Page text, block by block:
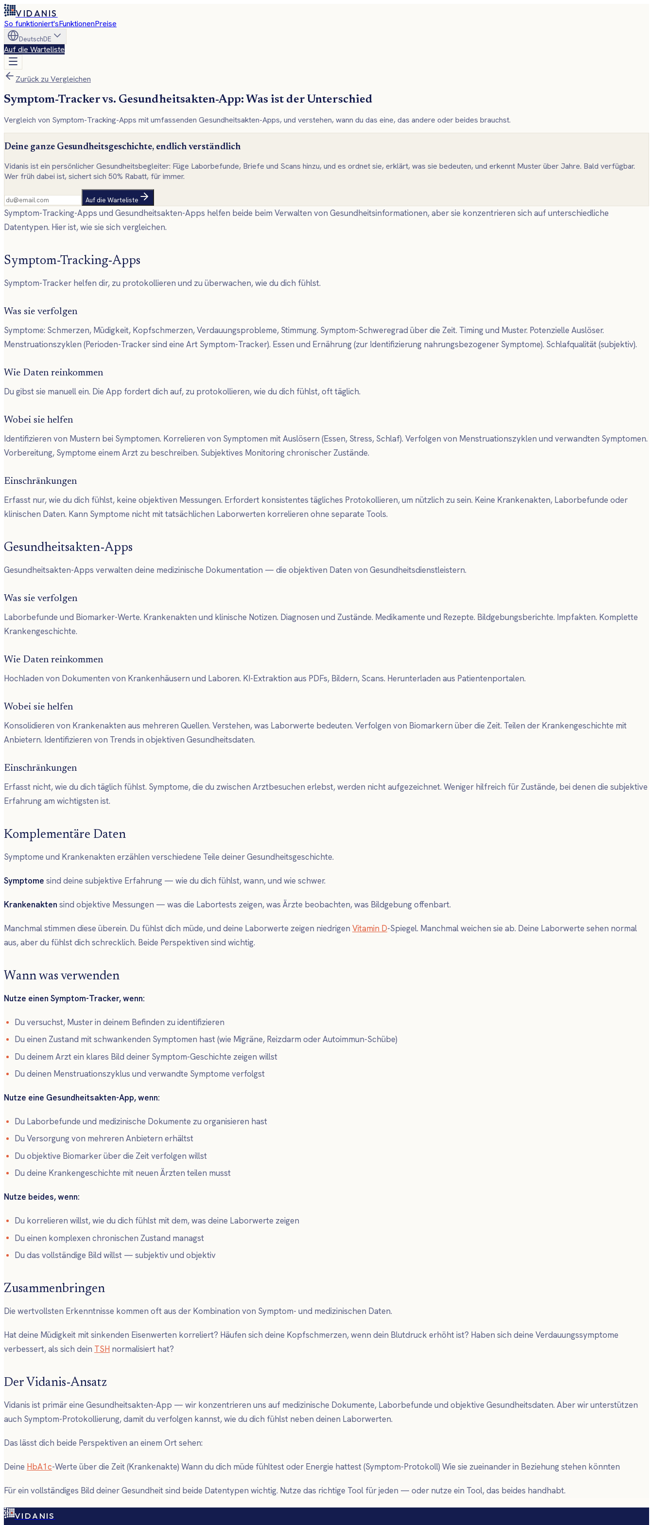
VIDANIS
So funktioniert'sFunktionenPreise
DeutschDE
Auf die Warteliste
Zurück zu Vergleichen
Symptom-Tracker vs. Gesundheitsakten-App: Was ist der Unterschied
Vergleich von Symptom-Tracking-Apps mit umfassenden Gesundheitsakten-Apps, und verstehen, wann du das eine, das andere oder beides brauchst.
Deine ganze Gesundheitsgeschichte, endlich verständlich
Vidanis ist ein persönlicher Gesundheitsbegleiter: Füge Laborbefunde, Briefe und Scans hinzu, und es ordnet sie, erklärt, was sie bedeuten, und erkennt Muster über Jahre. Bald verfügbar.
Wer früh dabei ist, sichert sich 50% Rabatt, für immer.
Auf die Warteliste
Symptom-Tracking-Apps und Gesundheitsakten-Apps helfen beide beim Verwalten von Gesundheitsinformationen, aber sie konzentrieren sich auf unterschiedliche
Datentypen. Hier ist, wie sie sich vergleichen.
Symptom-Tracking-Apps
Symptom-Tracker helfen dir, zu protokollieren und zu überwachen, wie du dich fühlst.
Was sie verfolgen
Symptome: Schmerzen, Müdigkeit, Kopfschmerzen, Verdauungsprobleme, Stimmung. Symptom-Schweregrad über die Zeit. Timing und Muster. Potenzielle Auslöser.
Menstruationszyklen (Perioden-Tracker sind eine Art Symptom-Tracker). Essen und Ernährung (zur Identifizierung nahrungsbezogener Symptome). Schlafqualität (subjektiv).
Wie Daten reinkommen
Du gibst sie manuell ein. Die App fordert dich auf, zu protokollieren, wie du dich fühlst, oft täglich.
Wobei sie helfen
Identifizieren von Mustern bei Symptomen. Korrelieren von Symptomen mit Auslösern (Essen, Stress, Schlaf). Verfolgen von Menstruationszyklen und verwandten Symptomen.
Vorbereitung, Symptome einem Arzt zu beschreiben. Subjektives Monitoring chronischer Zustände.
Einschränkungen
Erfasst nur, wie du dich fühlst, keine objektiven Messungen. Erfordert konsistentes tägliches Protokollieren, um nützlich zu sein. Keine Krankenakten, Laborbefunde oder
klinischen Daten. Kann Symptome nicht mit tatsächlichen Laborwerten korrelieren ohne separate Tools.
Gesundheitsakten-Apps
Gesundheitsakten-Apps verwalten deine medizinische Dokumentation — die objektiven Daten von Gesundheitsdienstleistern.
Was sie verfolgen
Laborbefunde und Biomarker-Werte. Krankenakten und klinische Notizen. Diagnosen und Zustände. Medikamente und Rezepte. Bildgebungsberichte. Impfakten. Komplette
Krankengeschichte.
Wie Daten reinkommen
Hochladen von Dokumenten von Krankenhäusern und Laboren. KI-Extraktion aus PDFs, Bildern, Scans. Herunterladen aus Patientenportalen.
Wobei sie helfen
Konsolidieren von Krankenakten aus mehreren Quellen. Verstehen, was Laborwerte bedeuten. Verfolgen von Biomarkern über die Zeit. Teilen der Krankengeschichte mit
Anbietern. Identifizieren von Trends in objektiven Gesundheitsdaten.
Einschränkungen
Erfasst nicht, wie du dich täglich fühlst. Symptome, die du zwischen Arztbesuchen erlebst, werden nicht aufgezeichnet. Weniger hilfreich für Zustände, bei denen die subjektive
Erfahrung am wichtigsten ist.
Komplementäre Daten
Symptome und Krankenakten erzählen verschiedene Teile deiner Gesundheitsgeschichte.
Symptome sind deine subjektive Erfahrung — wie du dich fühlst, wann, und wie schwer.
Krankenakten sind objektive Messungen — was die Labortests zeigen, was Ärzte beobachten, was Bildgebung offenbart.
Manchmal stimmen diese überein. Du fühlst dich müde, und deine Laborwerte zeigen niedrigen Vitamin D-Spiegel. Manchmal weichen sie ab. Deine Laborwerte sehen normal
aus, aber du fühlst dich schrecklich. Beide Perspektiven sind wichtig.
Wann was verwenden
Nutze einen Symptom-Tracker, wenn:
Du versuchst, Muster in deinem Befinden zu identifizieren
Du einen Zustand mit schwankenden Symptomen hast (wie Migräne, Reizdarm oder Autoimmun-Schübe)
Du deinem Arzt ein klares Bild deiner Symptom-Geschichte zeigen willst
Du deinen Menstruationszyklus und verwandte Symptome verfolgst
Nutze eine Gesundheitsakten-App, wenn:
Du Laborbefunde und medizinische Dokumente zu organisieren hast
Du Versorgung von mehreren Anbietern erhältst
Du objektive Biomarker über die Zeit verfolgen willst
Du deine Krankengeschichte mit neuen Ärzten teilen musst
Nutze beides, wenn:
Du korrelieren willst, wie du dich fühlst mit dem, was deine Laborwerte zeigen
Du einen komplexen chronischen Zustand managst
Du das vollständige Bild willst — subjektiv und objektiv
Zusammenbringen
Die wertvollsten Erkenntnisse kommen oft aus der Kombination von Symptom- und medizinischen Daten.
Hat deine Müdigkeit mit sinkenden Eisenwerten korreliert? Häufen sich deine Kopfschmerzen, wenn dein Blutdruck erhöht ist? Haben sich deine Verdauungssymptome
verbessert, als sich dein TSH normalisiert hat?
Der Vidanis-Ansatz
Vidanis ist primär eine Gesundheitsakten-App — wir konzentrieren uns auf medizinische Dokumente, Laborbefunde und objektive Gesundheitsdaten. Aber wir unterstützen
auch Symptom-Protokollierung, damit du verfolgen kannst, wie du dich fühlst neben deinen Laborwerten.
Das lässt dich beide Perspektiven an einem Ort sehen:
Deine HbA1c-Werte über die Zeit (Krankenakte) Wann du dich müde fühltest oder Energie hattest (Symptom-Protokoll) Wie sie zueinander in Beziehung stehen könnten
Für ein vollständiges Bild deiner Gesundheit sind beide Datentypen wichtig. Nutze das richtige Tool für jeden — oder nutze ein Tool, das beides handhabt.
VIDANIS